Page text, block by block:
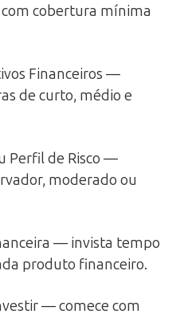
cobertura mínima
Financeiros —
de curto, médio e
Perfil de Risco —
moderado ou
— invista tempo
produto financeiro.
— comece com